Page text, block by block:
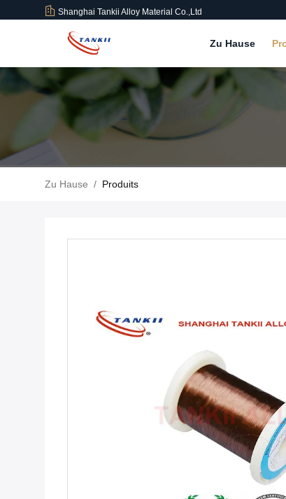
Shanghai Tankii Alloy Material Co.,Ltd
Zu Hause
Zu Hause / Produits